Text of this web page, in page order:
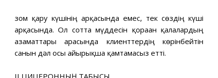
зом қару күшінің арқасында емес, тек сөздің күші
арқасында. Ол сотта мүддесін қорғаған қалалардың
азаматтары арасында клиенттердің көрінбейтін
санын дәл осы айырықша қамтамасыз етті.
II ЦИЦЕРОННЫҢ ТАБЫСЫ